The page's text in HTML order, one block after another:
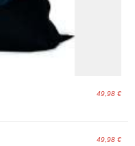
49,98 €
49,98 €